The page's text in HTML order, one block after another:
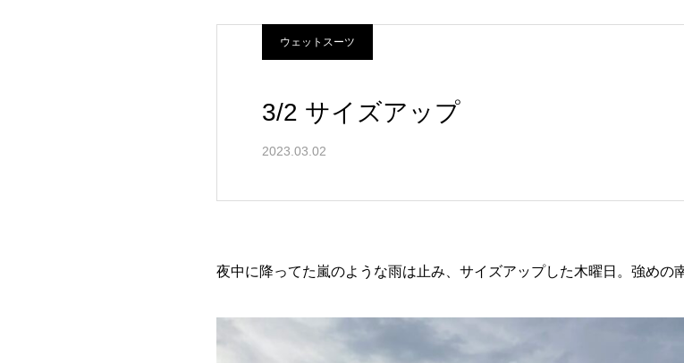
ウェットスーツ
3/2 サイズアップ
2023.03.02
夜中に降ってた嵐のような雨は止み、サイズアップした木曜日。強めの